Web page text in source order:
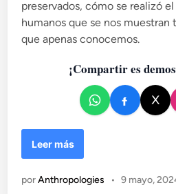
n
preservados, cómo se realizó
humanos que se nos muestran
que apenas conocemos.
¡Compartir es
M
o
i
Leer más
porAnthropologies • 9 mayo,